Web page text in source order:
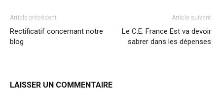
Article précédent
Rectificatif concernant notre
blog
Article suivant
Le C.E. France Est va devoir
sabrer dans les dépenses
LAISSER UN COMMENTAIRE